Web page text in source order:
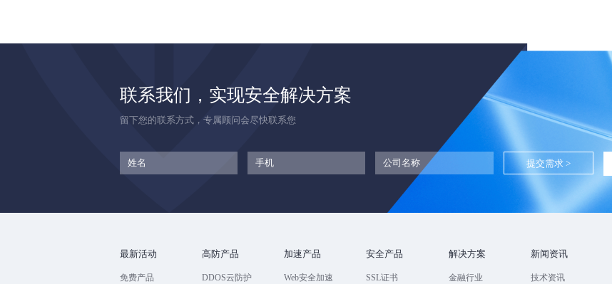
联系我们，实现安全解决方案
留下您的联系方式，专属顾问会尽快联系您
最新活动
免费产品
高防产品
DDOS云防护
加速产品
Web安全加速
安全产品
SSL证书
解决方案
金融行业
新闻资讯
技术资讯